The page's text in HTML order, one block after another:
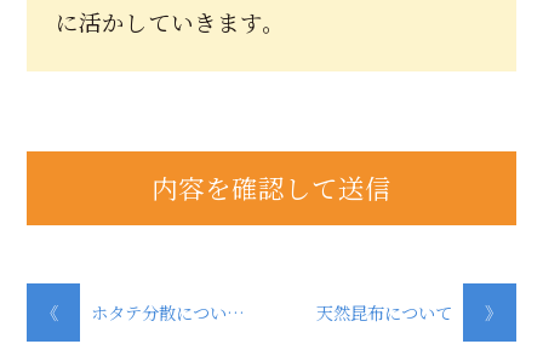
に活かしていきます。
《 ホタテ分散につい… 天然昆布について 》